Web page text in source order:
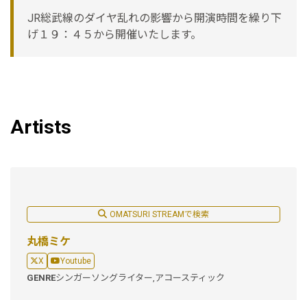
JR総武線のダイヤ乱れの影響から開演時間を繰り下
げ１９：４５から開催いたします。
Artists
OMATSURI STREAMで検索
丸橋ミケ
X Youtube
GENREシンガーソングライター, アコースティック